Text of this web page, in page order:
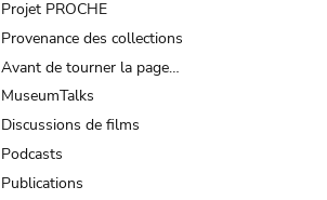
Projet PROCHE
Provenance des collections
Avant de tourner la page…
MuseumTalks
Discussions de films
Podcasts
Publications